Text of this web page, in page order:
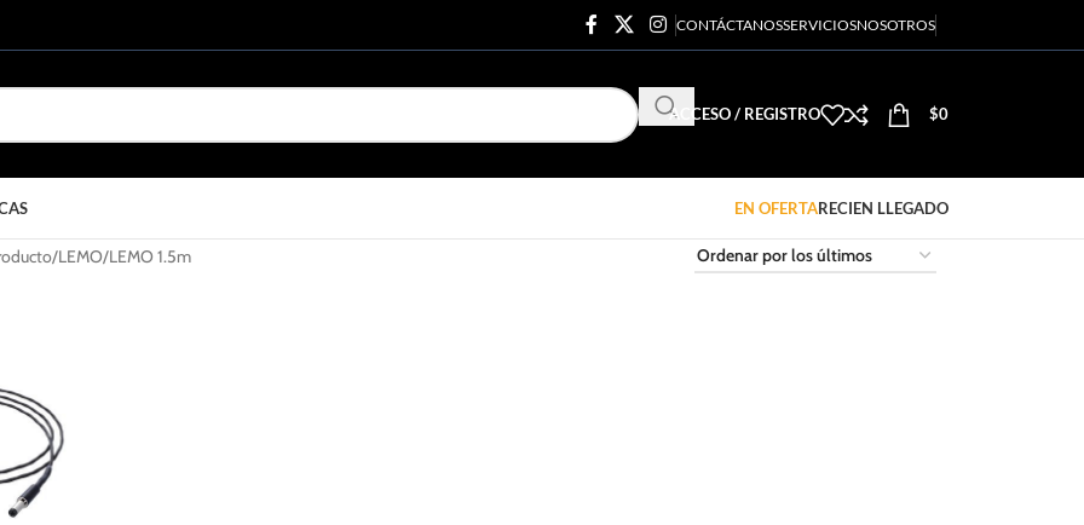
CONTÁCTANOSSERVICIOSNOSOTROS
ACCESO / REGISTRO $0
EN OFERTARECIEN LLEGADO
LEMO/LEMO 1.5m